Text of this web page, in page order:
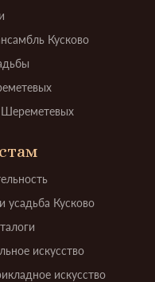
Кусково
Шереметевых
Кусково
искусство
искусство